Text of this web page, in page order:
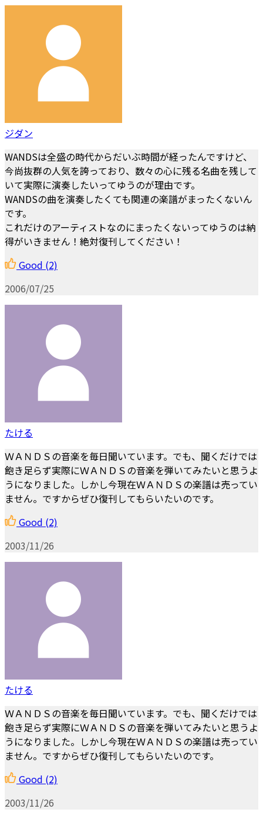
ジダン
WANDSは全盛の時代からだいぶ時間が経ったんですけど、
今尚抜群の人気を誇っており、数々の心に残る名曲を残して
いて実際に演奏したいってゆうのが理由です。
WANDSの曲を演奏したくても関連の楽譜がまったくないん
です。
これだけのアーティストなのにまったくないってゆうのは納
得がいきません！絶対復刊してください！
Good (2)
2006/07/25
たける
ＷＡＮＤＳの音楽を毎日聞いています。でも、聞くだけでは
飽き足らず実際にＷＡＮＤＳの音楽を弾いてみたいと思うよ
うになりました。しかし今現在ＷＡＮＤＳの楽譜は売ってい
ません。ですからぜひ復刊してもらいたいのです。
Good (2)
2003/11/26
たける
ＷＡＮＤＳの音楽を毎日聞いています。でも、聞くだけでは
飽き足らず実際にＷＡＮＤＳの音楽を弾いてみたいと思うよ
うになりました。しかし今現在ＷＡＮＤＳの楽譜は売ってい
ません。ですからぜひ復刊してもらいたいのです。
Good (2)
2003/11/26